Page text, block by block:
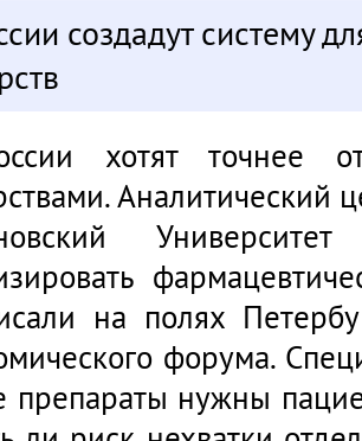
создадут систему
хотят точнее
Аналитический
на полях
форума.
препараты нужны